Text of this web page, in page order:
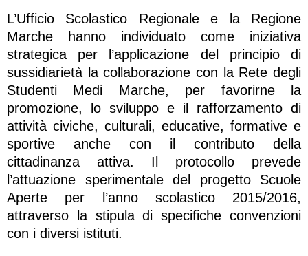
L’Ufficio Scolastico Regionale e la Regione
Marche hanno individuato come iniziativa
strategica per l’applicazione del principio di
sussidiarietà la collaborazione con la Rete degli
Studenti Medi Marche, per favorirne la
promozione, lo sviluppo e il rafforzamento di
attività civiche, culturali, educative, formative e
sportive anche con il contributo della
cittadinanza attiva. Il protocollo prevede
l’attuazione sperimentale del progetto Scuole
Aperte per l’anno scolastico 2015/2016,
attraverso la stipula di specifiche convenzioni
con i diversi istituti.